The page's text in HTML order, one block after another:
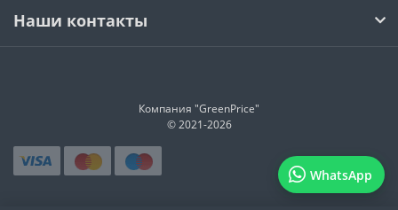
Материнские платы Socket AM5 ATX
Материнские платы Socket AM5 AMD B650 ATX
Материнские платы Socket AM5 AMD X870EWhatsApp
Наши контакты
Компания "GreenPrice"
© 2021-2026